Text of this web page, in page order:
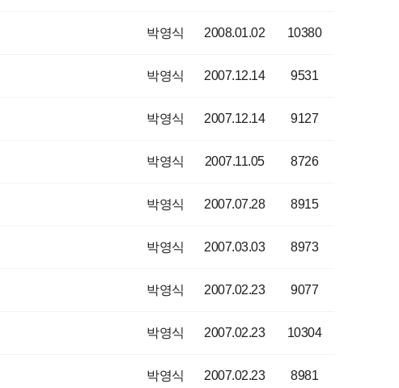
박영식 2008.01.02 10380
박영식 2007.12.14 9531
박영식 2007.12.14 9127
박영식 2007.11.05 8726
박영식 2007.07.28 8915
박영식 2007.03.03 8973
박영식 2007.02.23 9077
박영식 2007.02.23 10304
박영식 2007.02.23 8981